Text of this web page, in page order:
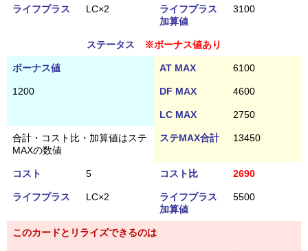
ライフプラス LC×2
ライフプラス
加算値
3100
ステータス ※ボーナス値あり
ボーナス値 AT MAX 6100
1200 DF MAX 4600
LC MAX 2750
合計・コスト比・加算値はステ
MAXの数値
ステMAX合計 13450
コスト 5 コスト比 2690
ライフプラス LC×2
ライフプラス
加算値
5500
このカードとリライズできるのは